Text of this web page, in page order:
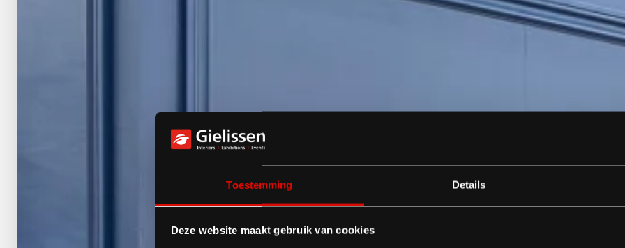
Toestemming Details
Deze website maakt gebruik van cookies